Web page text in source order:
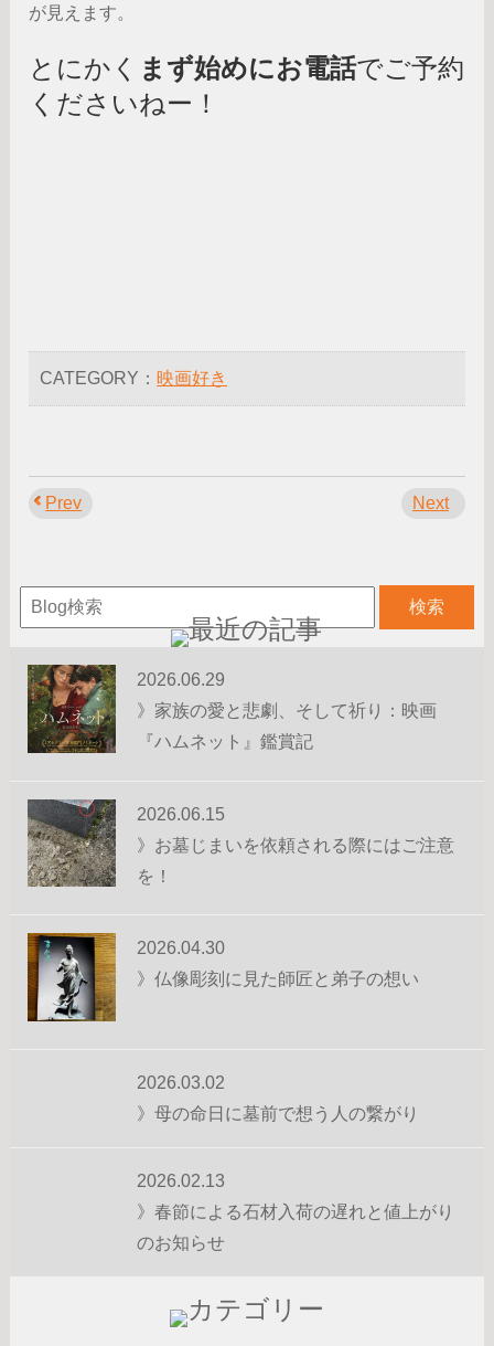
が見えます。
とにかく まず始めにお電話でご予約
くださいねー！
CATEGORY： 映画好き
Prev Next
2026.06.29
》家族の愛と悲劇、そして祈り：映画
『ハムネット』鑑賞記
2026.06.15
》お墓じまいを依頼される際にはご注意
を！
2026.04.30
》仏像彫刻に見た師匠と弟子の想い
2026.03.02
》母の命日に墓前で想う人の繋がり
2026.02.13
》春節による石材入荷の遅れと値上がり
のお知らせ